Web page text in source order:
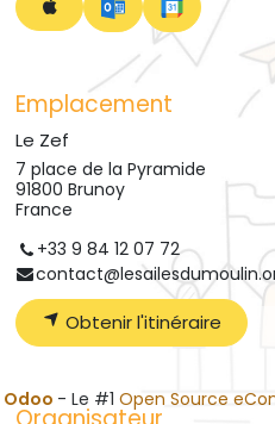
Emplacement
Le Zef
7 place de la Pyramide
91800 Brunoy
France
+33 9 84 12 07 72
Obtenir l'itinéraire
Odoo - Le #1 Open Source